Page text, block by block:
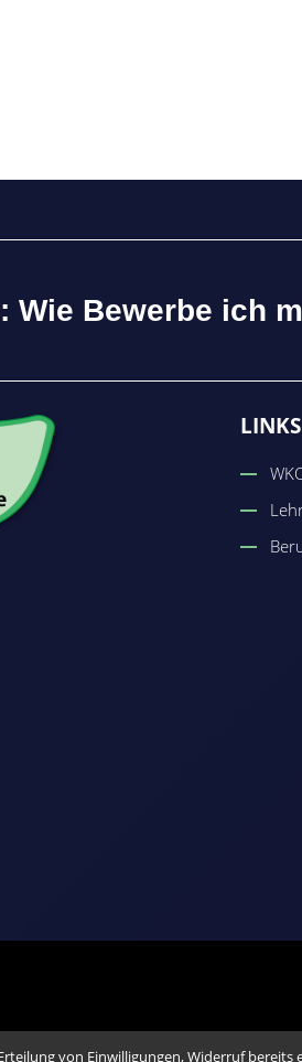
Wie Bewerbe ich
LINKS
von Einwilligungen, Widerruf